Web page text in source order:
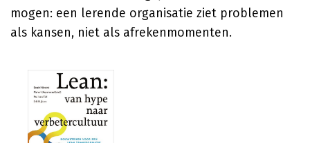
mogen: een lerende organisatie ziet problemen
als kansen, niet als afrekenmomenten.